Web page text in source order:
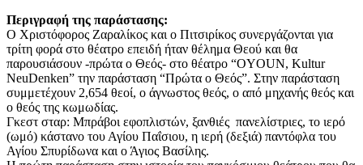
Περιγραφή της παράστασης:
Ο Χριστόφορος Ζαραλίκος και ο Πιτσιρίκος συνεργάζονται για
τρίτη φορά στο θέατρο επειδή ήταν θέλημα Θεού και θα
παρουσιάσουν -πρώτα ο Θεός- στο θέατρο “OYOUN, Kultur
NeuDenken” την παράσταση “Πρώτα ο Θεός”. Στην παράσταση
συμμετέχουν 2,654 θεοί, ο άγνωστος θεός, ο από μηχανής θεός και
ο θεός της κωμωδίας.
Γκεστ σταρ: Μπράβοι εφοπλιστών, ξανθιές πανελίστριες, το ιερό
(ωμό) κάστανο του Αγίου Παΐσιου, η ιερή (δεξιά) παντόφλα του
Αγίου Σπυρίδωνα και ο Άγιος Βασίλης.